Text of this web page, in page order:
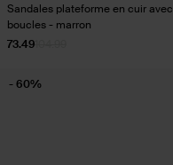
Sandales plateforme en cuir avec
boucles - marron
73.49
- 60%